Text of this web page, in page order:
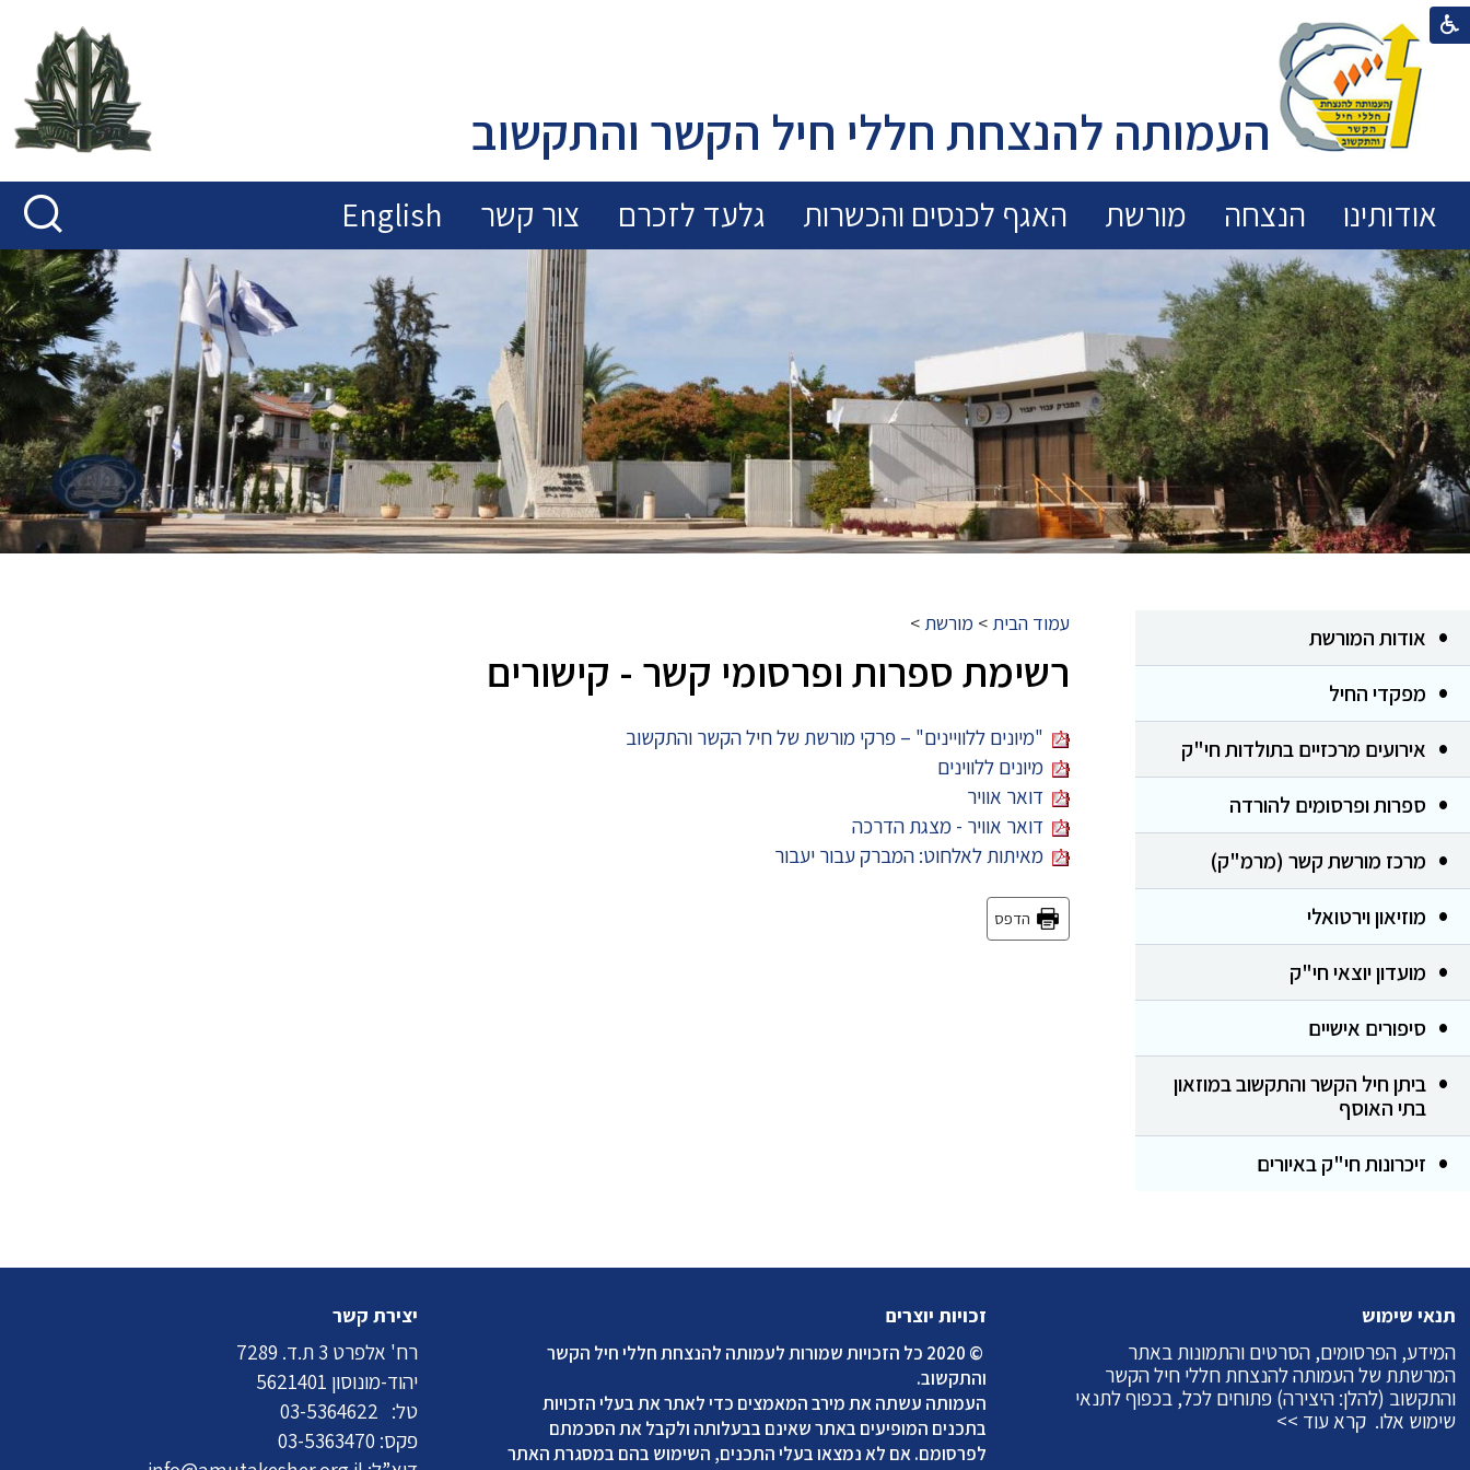
העמותה להנצחת חללי חיל הקשר והתקשוב
אודותינו הנצחה מורשת האגף לכנסים והכשרות גלעד לזכרם צור קשר English
אודות המורשת
מפקדי החיל
אירועים מרכזיים בתולדות חי"ק
ספרות ופרסומים להורדה
מרכז מורשת קשר (מרמ"ק)
מוזיאון וירטואלי
מועדון יוצאי חי"ק
סיפורים אישיים
ביתן חיל הקשר והתקשוב במוזאון
בתי האוסף
זיכרונות חי"ק באיורים
עמוד הבית > מורשת >
רשימת ספרות ופרסומי קשר - קישורים
"מיונים ללוויינים" – פרקי מורשת של חיל הקשר והתקשוב
מיונים ללווינים
דואר אוויר
דואר אוויר - מצגת הדרכה
מאיתות לאלחוט: המברק עבור יעבור
הדפס
תנאי שימוש
המידע, הפרסומים, הסרטים והתמונות באתר
המרשתת של העמותה להנצחת חללי חיל הקשר
והתקשוב (להלן: היצירה) פתוחים לכל, בכפוף לתנאי
שימוש אלו.קרא עוד >>
זכויות יוצרים
©
2020 כל הזכויות שמורות לעמותה להנצחת חללי חיל הקשר
והתקשוב.
העמותה עשתה את מירב המאמצים כדי לאתר את בעלי הזכויות
בתכנים המופיעים באתר שאינם בבעלותה ולקבל את הסכמתם
לפרסומם. אם לא נמצאו בעלי התכנים, השימוש בהם במסגרת האתר
יצירת קשר
רח' אלפרט 3 ת.ד. 7289
יהוד-מונוסון 5621401
טל:
פקס: 03-5363470